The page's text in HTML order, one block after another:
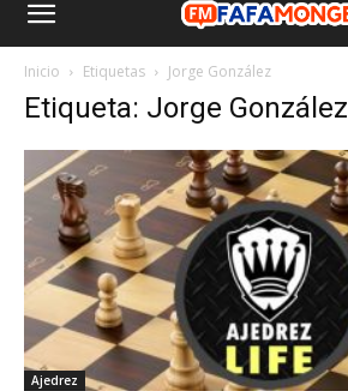
Inicio Etiquetas Jorge González
Etiqueta: Jorge González
Ajedrez